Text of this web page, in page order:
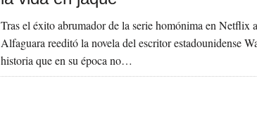
Tras el éxito abrumador de la serie homónima en Netflix
Alfaguara reeditó la novela del escritor estadounidense
historia que en su época no…